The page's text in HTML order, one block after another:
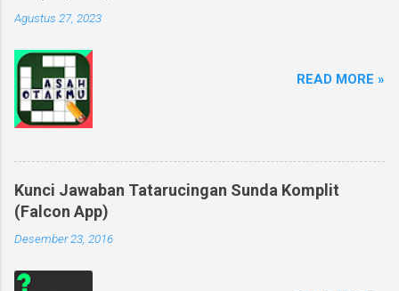
Agustus 27, 2023
READ MORE »
Kunci Jawaban Tatarucingan Sunda Komplit
(Falcon App)
Desember 23, 2016